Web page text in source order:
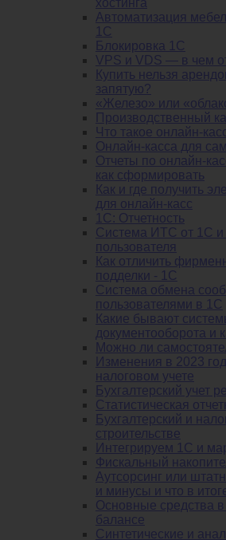
хостинга
Автоматизация
1С
Блокировка 1С
VPS и VDS — в чем
Купить нельзя
запятую?
«Железо» или
Производственный
Что такое онлайн-
Онлайн-касса для
Отчеты по онлайн-
как сформировать
Как и где получить
для онлайн-касс
1С: Отчетность
Система ИТС от 1С и
пользователя
Как отличить
подделки - 1С
Система обмена
пользователями в 1С
Какие бывают
документооборота и
Можно ли
Изменения в 2023
налоговом учете
Бухгалтерский учет
Статистическая
Бухгалтерский и
строительстве
Интегрируем 1С и
Фискальный
Аутсорсинг или
и минусы и что в
Основные средства в
балансе
Синтетические и